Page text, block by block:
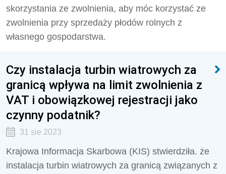
skorzystania ze zwolnienia, aby móc korzystać ze
zwolnienia przy sprzedaży płodów rolnych z
własnego gospodarstwa.
Czy instalacja turbin wiatrowych za
granicą wpływa na limit zwolnienia z
VAT i obowiązkowej rejestracji jako
czynny podatnik?
31 sie 2023
Krajowa Informacja Skarbowa (KIS) stwierdziła. że
instalacja turbin wiatrowych za granicą związanych z